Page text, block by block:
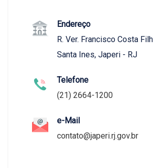
Endereço
R. Ver. Francisco Costa
Santa Ines, Japeri - RJ
Telefone
(21) 2664-1200
e-Mail
contato@japeri.rj.gov.br